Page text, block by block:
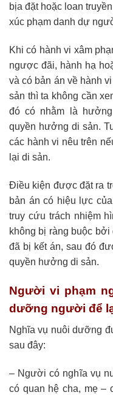
bịa đặt hoặc loan
xúc phạm danh dự
Khi có hành vi xâm
ngược đãi, hành hạ
và có bản án về hành
sản thì ta không cần
đó có nhằm là
quyền hưởng di sản.
các hành vi nêu trên
lại di sản.
Điều kiện được đặt ra
bản án có hiệu lực
truy cứu trách nhiệm
không bị ràng buộc
đã bị kết án, sau đó
quyền hưởng di sản.
Người vi phạm
dưỡng người để
Nghĩa vụ nuôi dưỡng
sau đây:
– Người có nghĩa vụ
có quan hệ cha, mẹ –